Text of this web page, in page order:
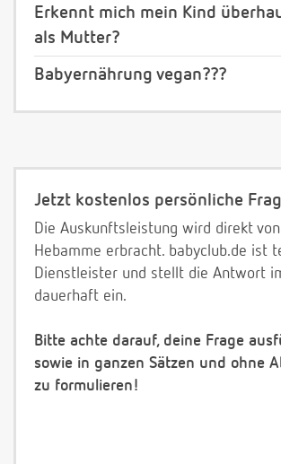
Erkennt mich mein Kind
als Mutter?
Babyernährung vegan???
Jetzt kostenlos persönliche
Die Auskunftsleistung wird direkt
Hebamme erbracht. babyclub.de ist
Dienstleister und stellt die Antwort
dauerhaft ein.
Bitte achte darauf, deine Frage
sowie in ganzen Sätzen und ohne
zu formulieren!